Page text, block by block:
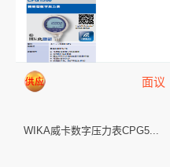
面议
WIKA威卡数字压力表CPG5...